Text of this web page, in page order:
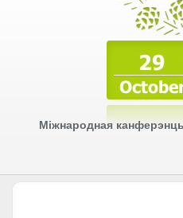
Міжнародная